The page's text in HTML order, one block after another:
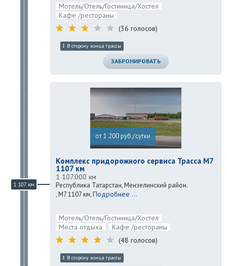
Мотель/Отель/Гостиница/Хостел
Кафе /рестораны
(36 голосов)
В сторону конца трассы
ЗАБРОНИРОВАТЬ
1 107 км
от 1 200 руб./сутки
Комплекс придорожного сервиса Трасса М7
1107 км
1 107.000 км
Республика Татарстан, Мензелинский район.
, М7 1107 км,Подробнее ...
Мотель/Отель/Гостиница/Хостел
Места отдыха
Кафе /рестораны
(48 голосов)
В сторону конца трассы